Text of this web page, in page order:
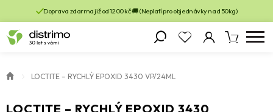
Doprava zdarma již od 1200 kč 🚚 (Neplatí pro objednávky nad 50kg)
LOCTITE – RYCHLÝ EPOXID 3430 VP/24ML
LOCTITE – RYCHLÝ EPOXID 3430